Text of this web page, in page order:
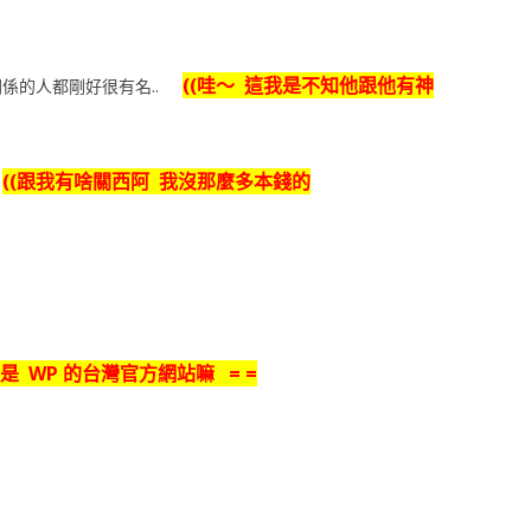
係的人都剛好很有名.. ((哇～ 這我是不知他跟他有神
((跟我有啥關西阿 我沒那麼多本錢的
WP 的台灣官方網站嘛 = =